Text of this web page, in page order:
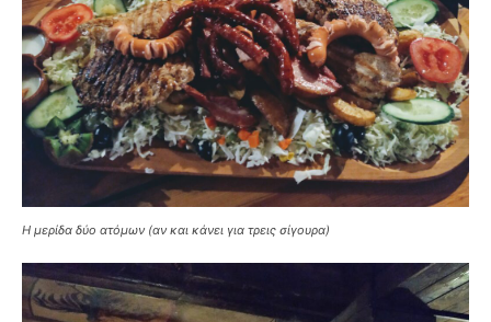
Η μερίδα δύο ατόμων (αν και κάνει για τρεις σίγουρα)